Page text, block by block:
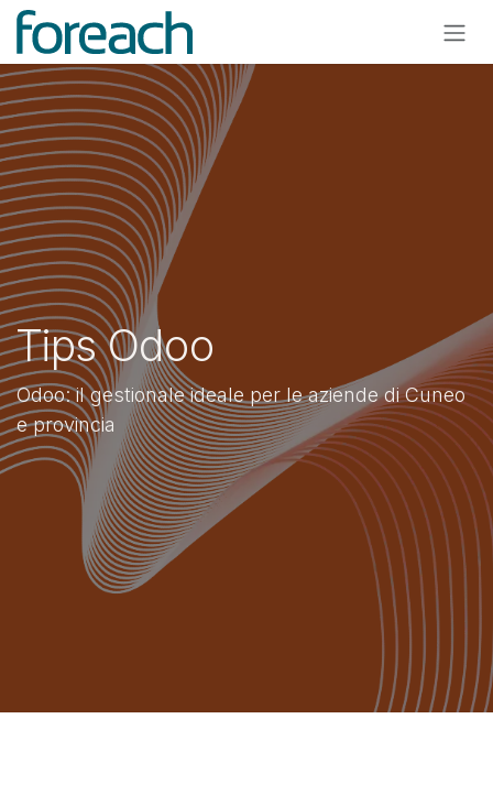
Passa al contenuto
Tips Odoo
Odoo: il gestionale ideale per le aziende di Cuneo
e provincia